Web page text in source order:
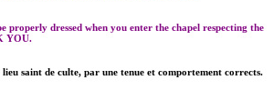
properly dressed when you enter the chapel respecting the
YOU.
lieu saint de culte, par une tenue et comportement corrects.